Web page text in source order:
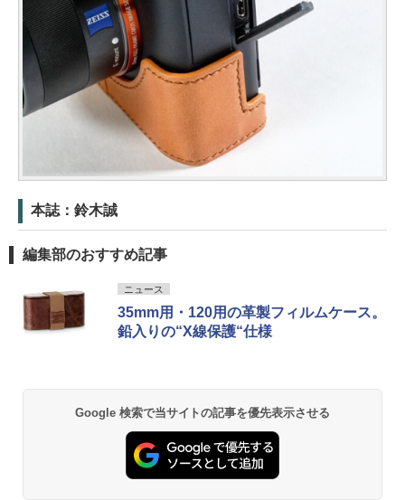
本誌：鈴木誠
編集部のおすすめ記事
ニュース
35mm用・120用の革製フィルムケース。
鉛入りの“X線保護“仕様
Google 検索で当サイトの記事を優先表示させる